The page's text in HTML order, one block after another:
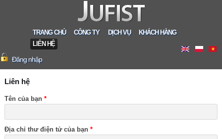
TRANG CHỦ CÔNG TY DỊCH VỤ
KHÁCH HÀNG
LIÊN HỆ
Đăng nhập
Liên hệ
Tên của bạn *
Địa chỉ thư điện tử của bạn *